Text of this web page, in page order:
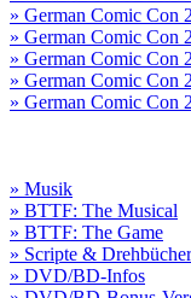
» German Comic Con
» German Comic Con
» German Comic Con
» German Comic Con
» German Comic Con
» Musik
» BTTF: The Musical
» BTTF: The Game
» Scripte & Drehbücher
» DVD/BD-Infos